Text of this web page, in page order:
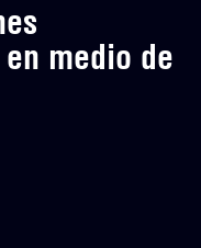
medio de